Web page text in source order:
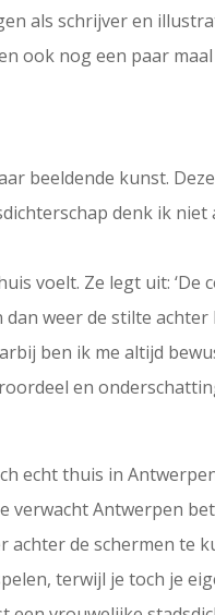
als schrijver en
ook nog een paar
beeldende kunst.
denk ik
voelt. Ze legt uit:
weer de stilte
ben ik me altijd
en
echt thuis in
verwacht Antwerpen
de schermen te
terwijl je toch je